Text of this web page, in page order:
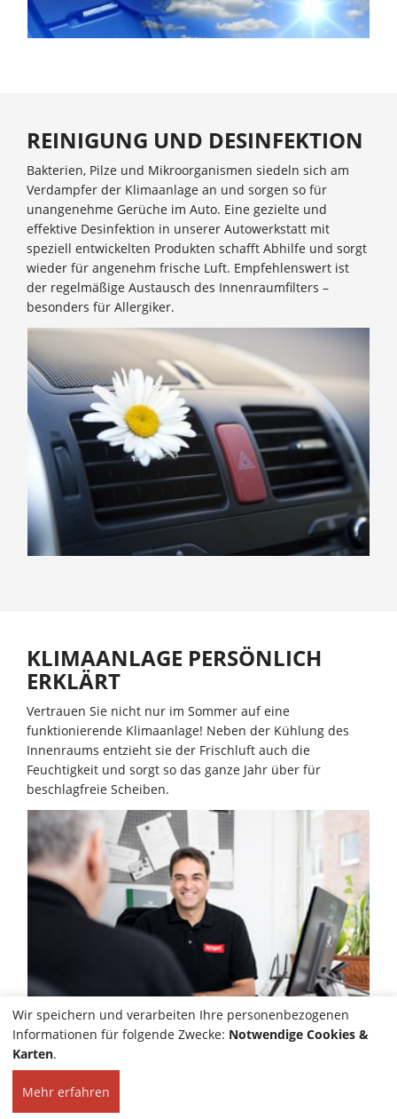
REINIGUNG UND DESINFEKTION
Bakterien, Pilze und Mikroorganismen siedeln sich am
Verdampfer der Klimaanlage an und sorgen so für
unangenehme Gerüche im Auto. Eine gezielte und
effektive Desinfektion in unserer Autowerkstatt mit
speziell entwickelten Produkten schafft Abhilfe und sorgt
wieder für angenehm frische Luft. Empfehlenswert ist
der regelmäßige Austausch des Innenraumfilters –
besonders für Allergiker.
KLIMAANLAGE PERSÖNLICH
ERKLÄRT
Vertrauen Sie nicht nur im Sommer auf eine
funktionierende Klimaanlage! Neben der Kühlung des
Innenraums entzieht sie der Frischluft auch die
Feuchtigkeit und sorgt so das ganze Jahr über für
beschlagfreie Scheiben.
Wir speichern und verarbeiten Ihre personenbezogenen
Informationen für folgende Zwecke: Notwendige Cookies &
Karten.
Mehr erfahren